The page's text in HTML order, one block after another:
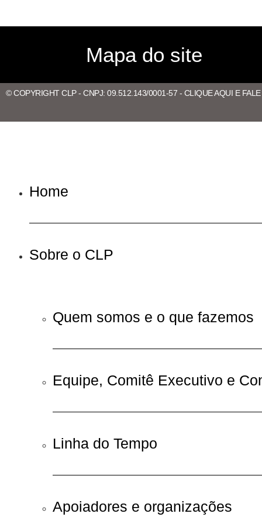
Mapa do site
© COPYRIGHT CLP - CNPJ: 09.512.143/0001-57 - CLIQUE AQUI E
Home
Sobre o CLP
Quem somos e o que fazemos
Equipe, Comitê Executivo e
Linha do Tempo
Apoiadores e organizações